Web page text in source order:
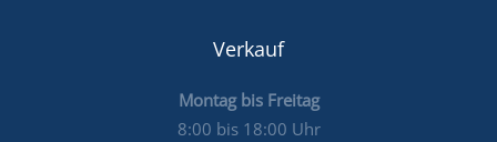
Verkauf
Montag bis Freitag
8:00 bis 18:00 Uhr